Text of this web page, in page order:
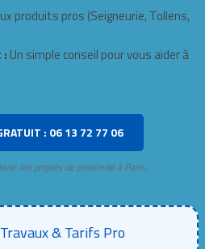
produits pros (Seigneurie, Tollens,
: Un simple conseil pour vous aider à
: 06 13 72 77 06
les projets de proximité à Paris.
& Tarifs Pro